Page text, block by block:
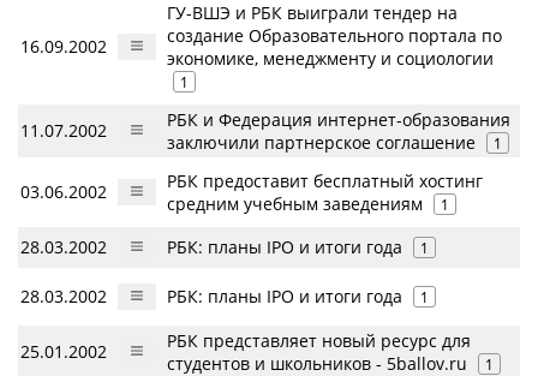
16.09.2002
ГУ-ВШЭ и РБК выиграли тендер на
создание Образовательного портала по
экономике, менеджменту и социологии
1
11.07.2002
РБК и Федерация интернет-образования
заключили партнерское соглашение
1
03.06.2002
РБК предоставит бесплатный хостинг
средним учебным заведениям
1
28.03.2002 РБК: планы IPO и итоги года 1
28.03.2002 РБК: планы IPO и итоги года 1
25.01.2002
РБК представляет новый ресурс для
студентов и школьников - 5ballov.ru
1